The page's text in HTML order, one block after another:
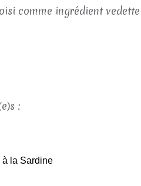
comme ingrédient vedette
:
à la Sardine